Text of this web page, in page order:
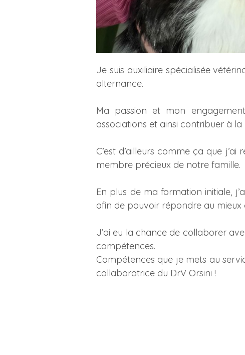
Je suis auxiliaire spécialisée
alternance.
Ma passion et mon
associations et ainsi contribuer à
C’est d’ailleurs comme ça que
membre précieux de notre famille.
En plus de ma formation initiale,
afin de pouvoir répondre au mieux
J’ai eu la chance de collaborer
compétences.
Compétences que je mets au
collaboratrice du DrV Orsini !